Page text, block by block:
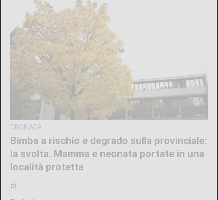
CRONACA
Bimba a rischio e degrado sulla provinciale:
la svolta. Mamma e neonata portate in una
località protetta
di